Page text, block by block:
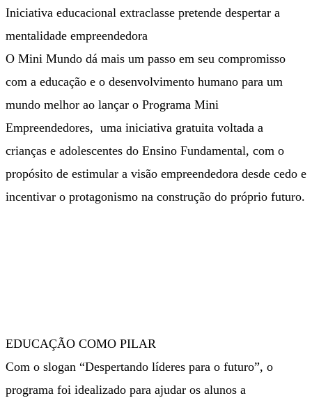
Iniciativa educacional extraclasse pretende despertar a
mentalidade empreendedora
O Mini Mundo dá mais um passo em seu compromisso
com a educação e o desenvolvimento humano para um
mundo melhor ao lançar o Programa Mini
Empreendedores, uma iniciativa gratuita voltada a
crianças e adolescentes do Ensino Fundamental, com o
propósito de estimular a visão empreendedora desde cedo e
incentivar o protagonismo na construção do próprio futuro.
EDUCAÇÃO COMO PILAR
Com o slogan “Despertando líderes para o futuro”, o
programa foi idealizado para ajudar os alunos a